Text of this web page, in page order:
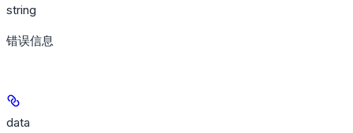
string
错误信息
data